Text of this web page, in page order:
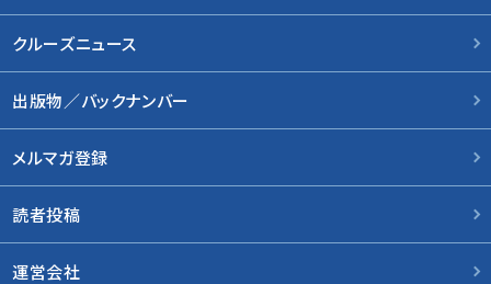
クルーズニュース
出版物／バックナンバー
メルマガ登録
読者投稿
運営会社